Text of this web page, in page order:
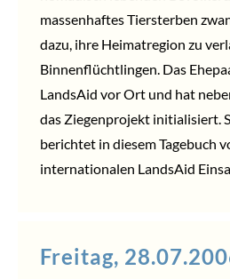
massenhaftes Tiersterben
dazu, ihre Heimatregion zu
Binnenflüchtlingen. Das
LandsAid vor Ort und hat
das Ziegenprojekt initialisiert.
berichtet in diesem Tagebuch
internationalen LandsAid
Freitag,